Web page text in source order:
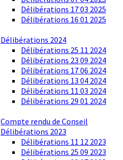
Délibérations 17 03 2025
Délibérations 16 01 2025
Délibérations 2024
Délibérations 25 11 2024
Délibérations 23 09 2024
Délibérations 17 06 2024
Délibérations 13 04 2024
Délibérations 11 03 2024
Délibérations 29 01 2024
Compte rendu de Conseil
Délibérations 2023
Délibérations 11 12 2023
Délibérations 25 09 2023